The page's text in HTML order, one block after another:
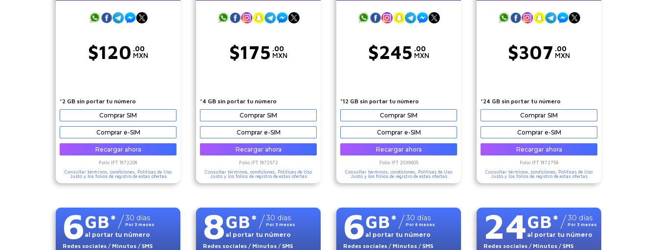
$120 .00
MXN
*2 GB sin portar tu número
Comprar SIM
Comprar e-SIM
Recargar ahora
Folio IFT 1872208
Consultar términos, condiciones, Políticas de Uso
Justo y los folios de registro de estas ofertas
$175 .00
MXN
*4 GB sin portar tu número
Comprar SIM
Comprar e-SIM
Recargar ahora
Folio IFT 1872572
Consultar términos, condiciones, Políticas de Uso
Justo y los folios de registro de estas ofertas
$245 .00
MXN
*12 GB sin portar tu número
Comprar SIM
Comprar e-SIM
Recargar ahora
Folio IFT 2039605
Consultar términos, condiciones, Políticas de Uso
Justo y los folios de registro de estas ofertas
$307 .00
MXN
*24 GB sin portar tu número
Comprar SIM
Comprar e-SIM
Recargar ahora
Folio IFT 1872759
Consultar términos, condiciones, Políticas de Uso
Justo y los folios de registro de estas ofertas
6GB* 30 días
Por 3 meses
al portar tu número
Redes sociales / Minutos / SMS 8GB* 30 días
Por 3 meses
al portar tu número
Redes sociales / Minutos / SMS 6GB* 30 días
Por 6 meses
al portar tu número
Redes sociales / Minutos / SMS 24GB* 30 días
Por 3 meses
al portar tu número
Redes sociales / Minutos / SMS